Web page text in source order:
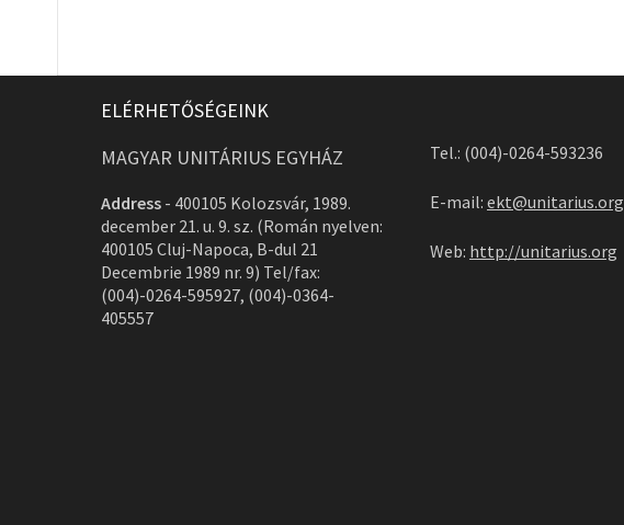
ELÉRHETŐSÉGEINK
MAGYAR UNITÁRIUS EGYHÁZ
Address - 400105 Kolozsvár, 1989.
december 21. u. 9. sz. (Román nyelven:
400105 Cluj-Napoca, B-dul 21
Decembrie 1989 nr. 9) Tel/fax:
(004)-0264-595927, (004)-0364-
405557
Tel.: (004)-0264-593236
E-mail: ekt@unitarius.org
Web: http://unitarius.org